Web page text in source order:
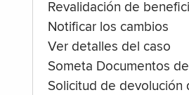
Revalidación de
Notificar los cambios
Ver detalles del caso
Someta Documentos
Solicitud de devolución